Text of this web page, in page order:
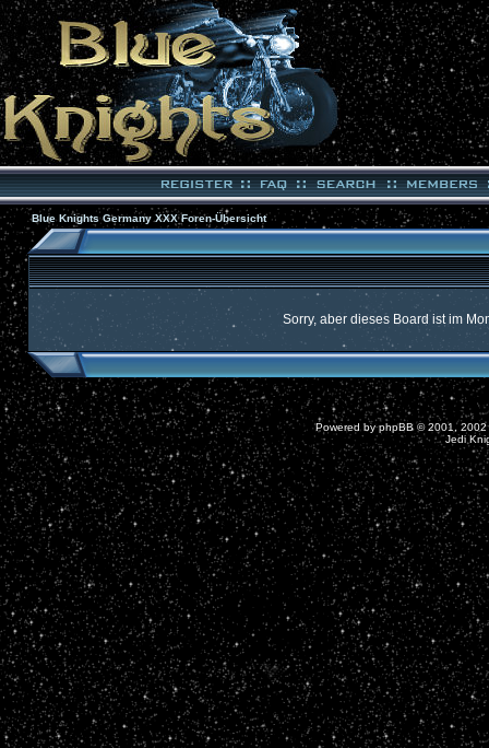
Blue Knights Germany XXX Foren-Übersicht
Sorry, aber dieses Board ist im
Powered byphpBB© 2001, 2002
Jedi